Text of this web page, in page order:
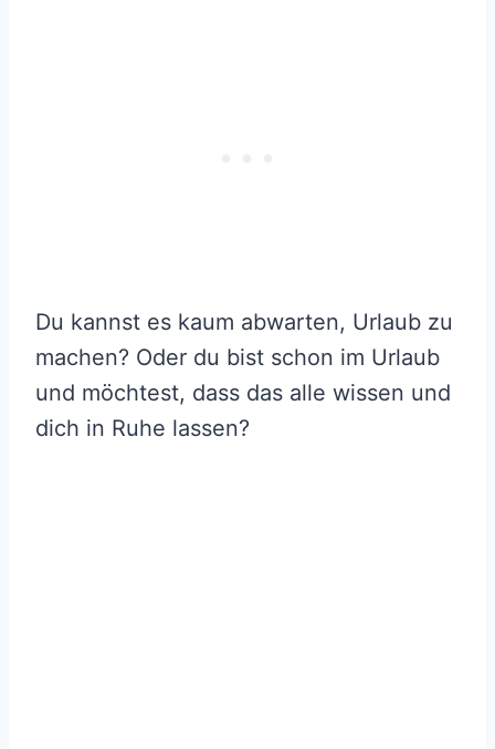
Du kannst es kaum abwarten, Urlaub zu
machen? Oder du bist schon im Urlaub
und möchtest, dass das alle wissen und
dich in Ruhe lassen?